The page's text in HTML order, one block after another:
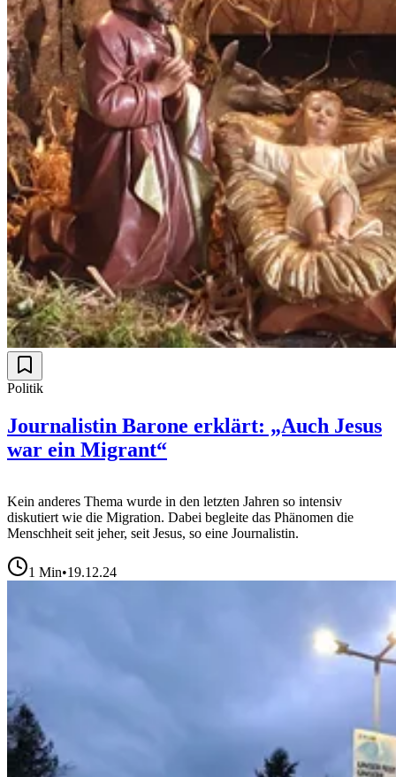
Politik
Journalistin Barone erklärt: „Auch Jesus
war ein Migrant“
Kein anderes Thema wurde in den letzten Jahren so intensiv
diskutiert wie die Migration. Dabei begleite das Phänomen die
Menschheit seit jeher, seit Jesus, so eine Journalistin.
1 Min•19.12.24